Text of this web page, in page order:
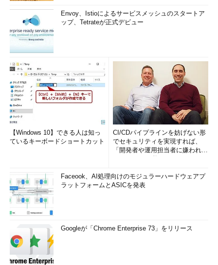
Envoy、Istioによるサービスメッシュのスタートア
ップ、Tetrateが正式デビュー
【Windows 10】できる人は知っ
ているキーボードショートカット
CI/CDパイプラインを妨げない形
でセキュリティを実現すれば、
「開発者や運用担当者に嫌われな
Faceook、AI処理向けのモジュラーハードウェアプ
ラットフォームとASICを発表
Googleが「Chrome Enterprise 73」をリリース